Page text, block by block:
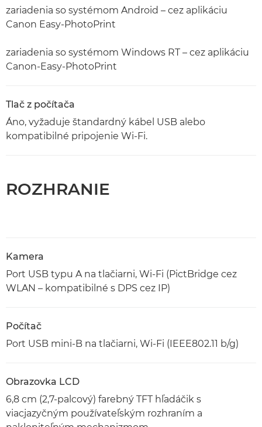
zariadenia so systémom Android – cez aplikáciu
Canon Easy-PhotoPrint
zariadenia so systémom Windows RT – cez aplikáciu
Canon-Easy-PhotoPrint
Tlač z počítača
Áno, vyžaduje štandardný kábel USB alebo
kompatibilné pripojenie Wi-Fi.
ROZHRANIE
Kamera
Port USB typu A na tlačiarni, Wi-Fi (PictBridge cez
WLAN – kompatibilné s DPS cez IP)
Počítač
Port USB mini-B na tlačiarni, Wi-Fi (IEEE802.11 b/g)
Obrazovka LCD
6,8 cm (2,7-palcový) farebný TFT hľadáčik s
viacjazyčným používateľským rozhraním a